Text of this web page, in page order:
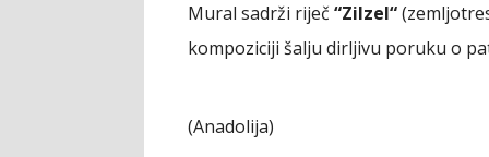
Mural sadrži riječ “Zilzel“
kompoziciji šalju dirljivu poruku o
(Anadolija)